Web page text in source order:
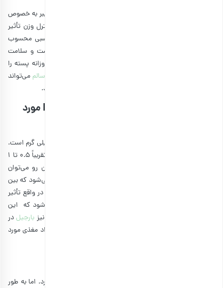
این نتایج نشان می‌دهد که پسته می‌تواند منبع خوب تأمین فیبر به خصوص
برای زنان و کودکان باشد. فیبر در ایجاد احساس سیری و کنترل وزن تأثیر
مثبت دارد. در نتیجه پسته برای کنترل وزن و رژیم گزینه مناسبی محسوب
می‌شود. همچنین به دلیل اثرگذاری فیبر بر جلوگیری از یبوست و سلامت
قلب و عروق نیز می‌توان نتیجه گرفت که بهتر است مصرف روزانه پسته را
پسته خام و قلب سالممی‌تواند
اطلاعات مفیدی را به شما در زمینه مزایای پسته برای قلب بدهد.
مصرف روزانه پسته چه مقدار از ویتامین B6 مورد
ویتامین b6 که در طول روز نیاز داریم به صورت میانگین 1.5 میلی گرم است.
مصرف روزانه پسته خام بین 50 تا 90 عدد باعث می‌شود که تقریباً 0.5 تا 1
میلی گرم از نیاز شما به ویتامین b6 را تأمین کند. از همین رو می‌توان
نتیجه گرفت که خوردن این میزان از پسته در طول روز باعث می‌شود که بین
30 تا 60 درصد از نیاز روزانه شما به ویتامین b6 برطرف شود. در واقع تأثیر
ویتامین B6 بر تقویت سیستم ایمنی و عصبی بدن باعث می‌شود که این
میزان از خوردن پسته در طول روز مفید باشد. در همین راستا نیز بارجیلدر
کنار شما عزیزان است تا پسته باکیفیتی را خریداری کرده و مواد مغذی مورد
مقدار موردنیاز کالری در روز به جنسیت و سن افراد بستگی دارد. اما به طور